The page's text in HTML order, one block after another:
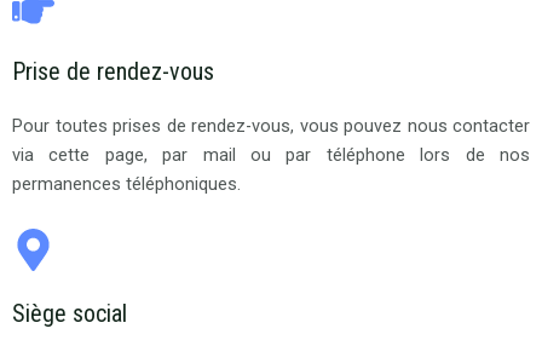
Prise de rendez-vous
Pour toutes prises de rendez-vous, vous pouvez nous contacter
via cette page, par mail ou par téléphone lors de nos
permanences téléphoniques.
Siège social